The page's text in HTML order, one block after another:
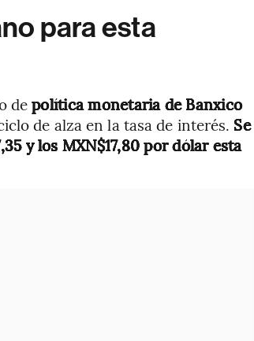
para esta
depolítica monetaria de Banxico
de alza en la tasa de interés. Se
y los MXN$17,80 por dólar esta